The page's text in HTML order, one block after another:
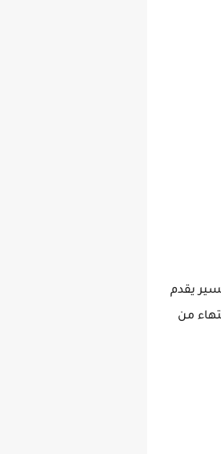
مقاول هدم وتكسير يقدم
من